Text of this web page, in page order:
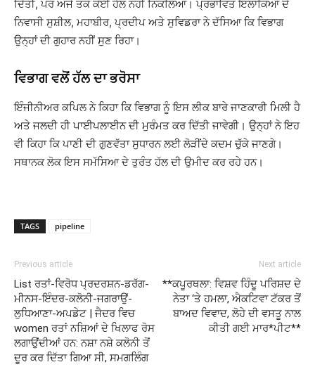
ਦਿੱਤੀ, ਪਰ ਅਜੇ ਤਕ ਕੋਈ ਹੱਲ ਨਹੀਂ ਨਿਕਲਿਆ। ਪ੍ਰਭਾਵਿਤ ਇਲਾਕਿਆਂ ਦੇ
ਨਿਵਾਸੀ ਸੁਸ਼ੀਲ, ਮਹਾਬੀਰ, ਪ੍ਰਦੀਪ ਅਤੇ ਸੁਵਿਡਰਾ ਨੇ ਦੱਸਿਆ ਕਿ ਵਿਭਾਗ
ਉਨ੍ਹਾਂ ਦੀ ਗੁਹਾਰ ਨਹੀਂ ਸੁਣ ਰਿਹਾ।
ਵਿਭਾਗ ਵਲੋਂ ਹੱਲ ਦਾ ਭਰੋਸਾ
ਇੰਜੀਨੀਅਰ ਕਪਿਲ ਨੇ ਕਿਹਾ ਕਿ ਵਿਭਾਗ ਨੂੰ ਇਸ ਲੀਕ ਬਾਰੇ ਜਾਣਕਾਰੀ ਮਿਲੀ ਹੈ
ਅਤੇ ਜਲਦੀ ਹੀ ਪਾਈਪਲਾਈਨ ਦੀ ਮੁਰੰਮਤ ਕਰ ਦਿੱਤੀ ਜਾਵੇਗੀ। ਉਨ੍ਹਾਂ ਨੇ ਇਹ
ਵੀ ਕਿਹਾ ਕਿ ਪਾਣੀ ਦੀ ਗੁਣਵੱਤਾ ਸੁਧਾਰਨ ਲਈ ਲੋੜੀਂਦੇ ਕਦਮ ਚੁੱਕੇ ਜਾਣਗੇ।
ਸਥਾਨਕ ਲੋਕ ਇਸ ਸਮੱਸਿਆ ਦੇ ਤੁਰੰਤ ਹੱਲ ਦੀ ਉਮੀਦ ਕਰ ਰਹੇ ਹਨ।
TAGS pipeline
Previous article
List ਰਤਾਂ-ਵਿਰੋਧ ਪ੍ਰਦਰਸ਼ਨ-ਡਰੱਗ-
ਮੀਨਸ-ਇੰਦਰ-ਕਲੋਨੀ-ਜਗਰਾਉਂ-
ਲੁਧਿਆਣਾ-ਅਪਡੇਟ | ਜੈਦਰ ਵਿਚ
women ਰਤਾਂ ਨਸ਼ਿਆਂ ਦੇ ਖਿਲਾਫ ਰੋਸ
ਲਗਾਉਂਦੀਆਂ ਹਨ: ਨਸ਼ਾ ਨਸ਼ੇ ਕਲੋਨੀ ਤੋਂ
ਦੂਰ ਕਰ ਦਿੱਤਾ ਗਿਆ ਸੀ, ਸਮਗਲਿੰਗ
Next article
**ਕਪੂਰਥਲਾ: ਵਿਸ਼ਵ ਹਿੰਦੂ ਪਰਿਸ਼ਦ ਦੇ
ਨੇਤਾ ‘ਤੇ ਹਮਲਾ, ਐਕਟਿਵਾ ਟੱਕਰ ਤੋਂ
ਬਾਅਦ ਵਿਵਾਦ, ਲੋਹੇ ਦੀ ਵਸਤੂ ਨਾਲ
ਕੀਤੀ ਗਈ ਮਾਰ*ਪੀਟ**